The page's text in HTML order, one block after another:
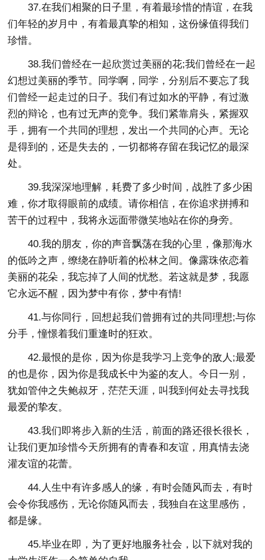
37.在我们相聚的日子里，有着最珍惜的情谊，在我
们年轻的岁月中，有着最真挚的相知，这份缘值得我们
珍惜。
38.我们曾经在一起欣赏过美丽的花;我们曾经在一起
幻想过美丽的季节。同学啊，同学，分别后不要忘了我
们曾经一起走过的日子。我们有过如水的平静，有过激
烈的辩论，也有过无声的竞争。我们紧靠肩头，紧握双
手，拥有一个共同的理想，发出一个共同的心声。无论
是得到的，还是失去的，一切都将存留在我记忆的最深
处。
39.我深深地理解，耗费了多少时间，战胜了多少困
难，你才取得眼前的成绩。请你相信，在你追求拼搏和
苦干的过程中，我将永远面带微笑地站在你的身旁。
40.我的朋友，你的声音飘荡在我的心里，像那海水
的低吟之声，缭绕在静听着的松林之间。像露珠依恋着
美丽的花朵，我忘掉了人间的忧愁。若这就是梦，我愿
它永远不醒，因为梦中有你，梦中有情!
41.与你同行，回想起我们曾拥有过的共同理想;与你
分手，憧憬着我们重逢时的狂欢。
42.最恨的是你，因为你是我学习上竞争的敌人;最爱
的也是你，因为你是我成长中为鉴的友人。今日一别，
犹如管仲之失鲍叔牙，茫茫天涯，叫我到何处去寻找我
最爱的挚友。
43.我们即将步入新的生活，前面的路还很长很长，
让我们更加珍惜今天所拥有的青春和友谊，用真情去浇
灌友谊的花蕾。
44.人生中有许多感人的缘，有时会随风而去，有时
会令你我感伤，无论你随风而去，我独自在这里感伤，
都是缘。
45.毕业在即，为了更好地服务社会，以下就对我的